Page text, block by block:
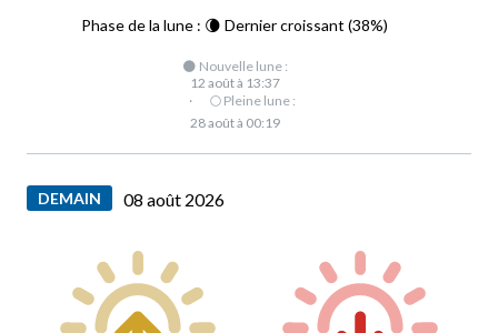
Phase de la lune : 🌘 Dernier croissant (38%)
🌑 Nouvelle lune :
12 août à 13:37
·
🌕 Pleine lune :
28 août à 00:19
DEMAIN 08 août 2026